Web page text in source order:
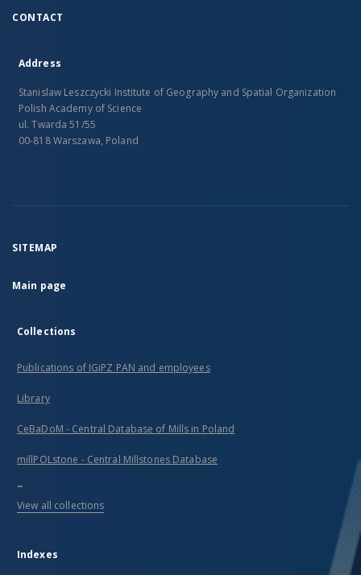
CONTACT
Address
Stanislaw Leszczycki Institute of Geography and Spatial Organization
Polish Academy of Science
ul. Twarda 51/55
00-818 Warszawa, Poland
SITEMAP
Main page
Collections
Publications of IGiPZ PAN and employees
Library
CeBaDoM - Central Database of Mills in Poland
millPOLstone - Central Millstones Database
...
View all collections
Indexes